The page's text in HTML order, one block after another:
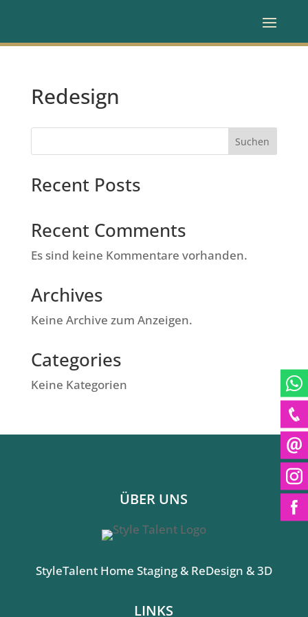
Redesign
Suchen
Recent Posts
Recent Comments
Es sind keine Kommentare vorhanden.
Archives
Keine Archive zum Anzeigen.
Categories
Keine Kategorien
ÜBER UNS
StyleTalent Home Staging & ReDesign & 3D
LINKS